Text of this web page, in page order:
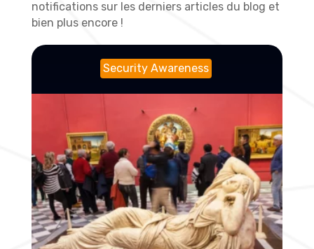
notifications sur les derniers articles du blog et
bien plus encore !
Security Awareness